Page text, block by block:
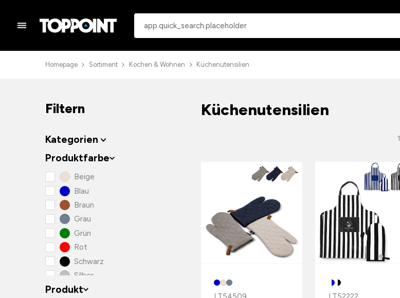
Homepage Sortiment Kochen & Wohnen Küchenutensilien
Küchenutensilien
Filtern
Kategorien
Produktfarbe
Beige
Blau
Braun
Grau
Grün
Rot
Schwarz
Silber
Transparent
Produkt